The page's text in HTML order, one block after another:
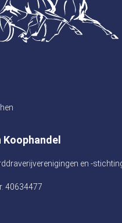
Koophandel
en -
40634477